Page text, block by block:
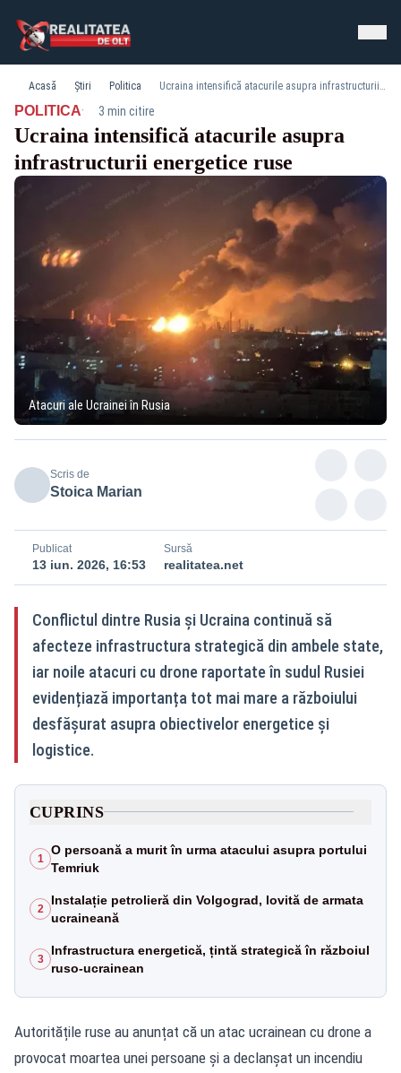
Acasă Știri Politica Ucraina intensifică atacurile asupra infrastructurii energetice ruse
POLITICA· 3 min citire
Ucraina intensifică atacurile asupra
infrastructurii energetice ruse
Atacuri ale Ucrainei în Rusia
Scris de
Stoica Marian
Publicat
13 iun. 2026, 16:53
Sursă
realitatea.net
Conflictul dintre Rusia și Ucraina continuă să
afecteze infrastructura strategică din ambele state,
iar noile atacuri cu drone raportate în sudul Rusiei
evidențiază importanța tot mai mare a războiului
desfășurat asupra obiectivelor energetice și
logistice.
CUPRINS
1
O persoană a murit în urma atacului asupra portului
Temriuk
2
Instalație petrolieră din Volgograd, lovită de armata
ucraineană
3
Infrastructura energetică, țintă strategică în războiul
ruso-ucrainean
Autoritățile ruse au anunțat că un atac ucrainean cu drone a
provocat moartea unei persoane și a declanșat un incendiu